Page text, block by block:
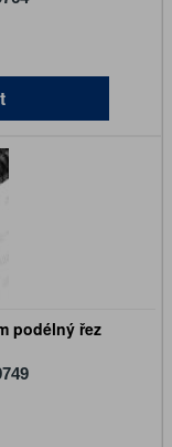
podélný řez